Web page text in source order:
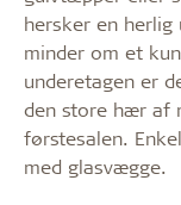
hersker en
minder om et
underetagen er
den store hær af
førstesalen.
med glasvægge.